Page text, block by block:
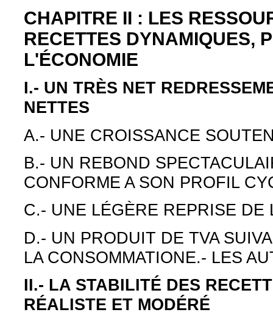
CHAPITRE II : LES
RECETTES DYNAMIQUES,
L'ÉCONOMIE
I.- UN TRÈS NET
NETTES
A.- UNE CROISSANCE
B.- UN REBOND
CONFORME A SON PROFIL
C.- UNE LÉGÈRE REPRISE DE
D.- UN PRODUIT DE TVA
LA CONSOMMATIONE.- LES
II.- LA STABILITÉ DES
RÉALISTE ET MODÉRÉ